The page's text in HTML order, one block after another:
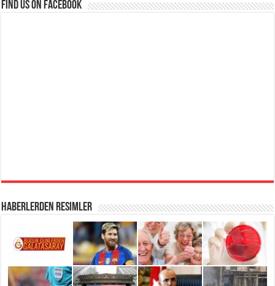
Find us on Facebook
Haberlerden Resimler